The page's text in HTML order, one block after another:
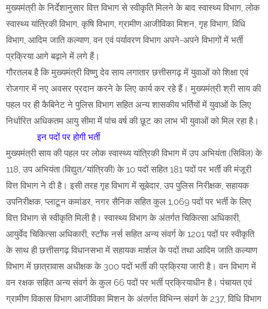
मुख्यमंत्री के निर्देशानुसार वित्त विभाग से स्वीकृति मिलने के बाद स्वास्थ्य विभाग, लोक
स्वास्थ्य यांत्रिकी विभाग, कृषि विभाग, ग्रामीण आजीविका मिशन, गृह विभाग, विधि
विभाग, आदिम जाति कल्याण, वन एवं पर्यावरण विभाग अपने-अपने विभागों में भर्ती
प्रक्रिया आगे बढ़ाने में लगे हैं।
गौरतलब है कि मुख्यमंत्री विष्णु देव साय लगातार छत्तीसगढ़ में युवाओं को शिक्षा एवं
रोजगार में नए अवसर प्रदान करने के लिए कार्य कर रहे हैं। मुख्यमंत्री श्री साय की
पहल पर ही कैबिनेट ने पुलिस विभाग सहित अन्य शासकीय भर्तियों में युवाओं के लिए
निर्धारित अधिकतम आयु सीमा में पांच वर्ष की छूट का लाभ भी युवाओं को मिल रहा है।
इन पदों पर होगी भर्ती
मुख्यमंत्री साय की पहल पर लोक स्वास्थ्य यांत्रिकी विभाग में उप अभियंता (सिविल) के
118, उप अभियंता (विद्युत/यांत्रिकी) के 10 पदों सहित 181 पदों पर भर्ती की मंजूरी
वित्त विभाग ने दी है। इसी तरह गृह विभाग में सूबेदार, उप पुलिस निरीक्षक, सहायक
उपनिरीक्षक, प्लाटून कमांडर, नगर सैनिक सहित कुल 1,069 पदों पर भर्ती के लिए
वित्त विभाग से स्वीकृति मिली है। स्वास्थ्य विभाग के अंतर्गत चिकित्सा अधिकारी,
आयुर्वेद चिकित्सा अधिकारी, स्टॉफ नर्स सहित अन्य संवर्ग के 1201 पदों पर स्वीकृति
के साथ ही छत्तीसगढ़ विधानसभा में सहायक मार्शल के पदों तथा आदिम जाति कल्याण
विभाग में छात्रावास अधीक्षक के 300 पदों भर्ती की प्रक्रिया जारी है। वन विभाग में
वन रक्षक सहित अन्य संवर्ग के कुल 66 पदों पर भर्ती प्रक्रियाधीन है। पंचायत एवं
ग्रामीण विकास विभाग आजीविका मिशन के अंतर्गत विभिन्न संवर्ग के 237, विधि विभाग